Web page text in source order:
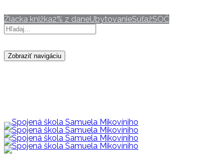
Žiacka knižka2% z daneUbytovanieSúťažSOČ
Zobraziť navigáciu